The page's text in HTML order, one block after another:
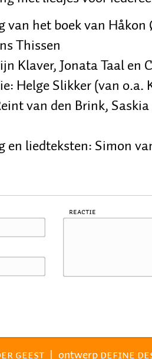
van het boek van
Thissen
Klaver, Jonata Taal en
Helge Slikker (van o.a.
van den Brink,
en liedteksten: Simon
Reactie
GEEST | ontwerp DEFINE